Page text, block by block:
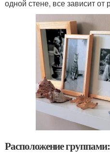
одной стене, все зависит
Расположение